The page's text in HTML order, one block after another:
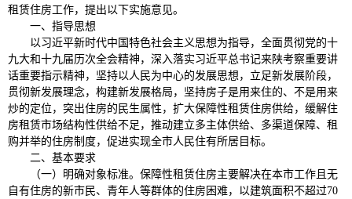
租赁住房工作，提出以下实施意见。
一、指导思想
以习近平新时代中国特色社会主义思想为指导，全面贯彻党的十
九大和十九届历次全会精神，深入落实习近平总书记来陕考察重要讲
话重要指示精神，坚持以人民为中心的发展思想，立足新发展阶段，
贯彻新发展理念，构建新发展格局，坚持房子是用来住的、不是用来
炒的定位，突出住房的民生属性，扩大保障性租赁住房供给，缓解住
房租赁市场结构性供给不足，推动建立多主体供给、多渠道保障、租
购并举的住房制度，促进实现全市人民住有所居目标。
二、基本要求
（一）明确对象标准。保障性租赁住房主要解决在本市工作且无
自有住房的新市民、青年人等群体的住房困难，以建筑面积不超过70